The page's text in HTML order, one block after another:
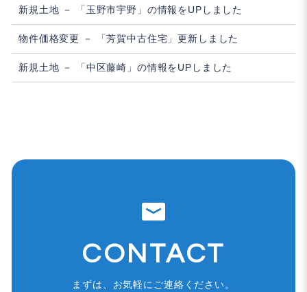
新規土地 － 「玉野市宇野」の情報をUPしました
物件価格変更 － 「芳賀中古住宅」更新しました
新規土地 － 「中区藤崎」の情報をUPしました
CONTACT
まずは、お気軽にご連絡ください。